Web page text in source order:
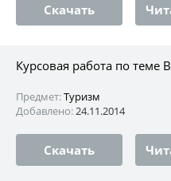
Скачать
Курсовая работа по теме
Предмет:Туризм
Добавлено:24.11.2014
Скачать